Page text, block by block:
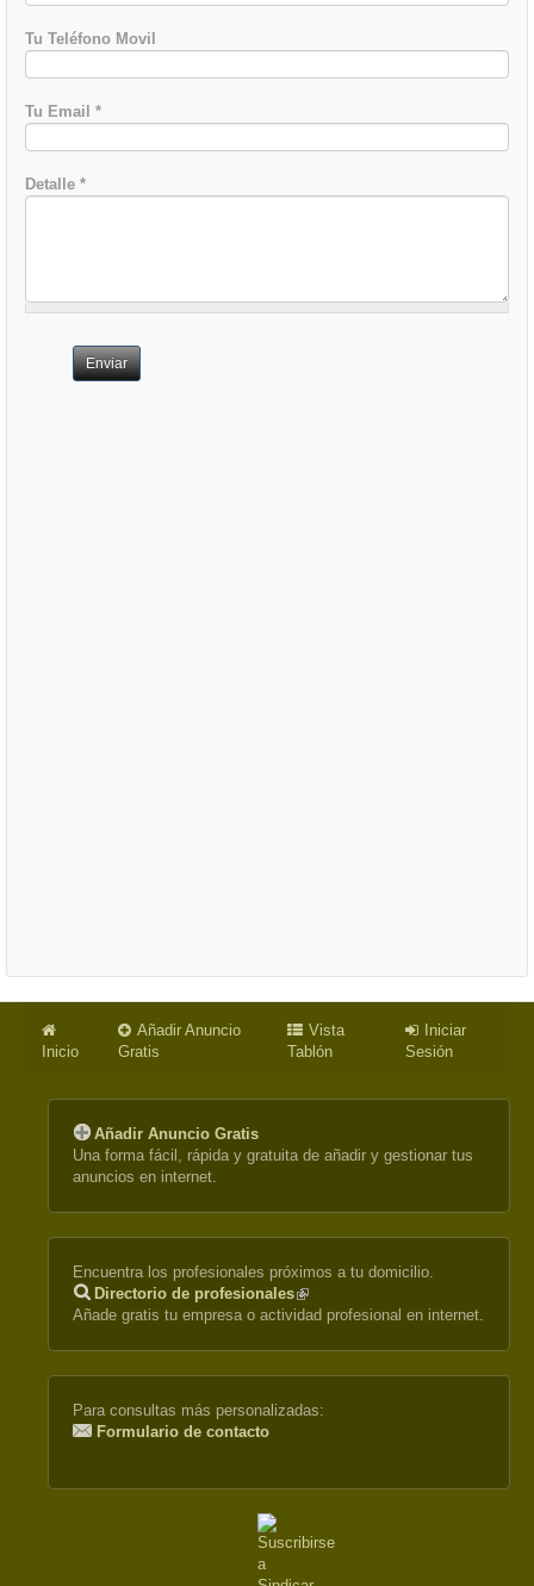
Tu Teléfono Movil
Tu Email *
Detalle *
Enviar
Inicio
Añadir Anuncio
Gratis
Vista
Tablón
Iniciar
Sesión
Añadir Anuncio Gratis
Una forma fácil, rápida y gratuita de añadir y gestionar tus
anuncios en internet.
Encuentra los profesionales próximos a tu domicilio.
Directorio de profesionales(link
is
Añade gratis tu empresa o actividad profesional en internet.
Para consultas más personalizadas:
Formulario de contacto